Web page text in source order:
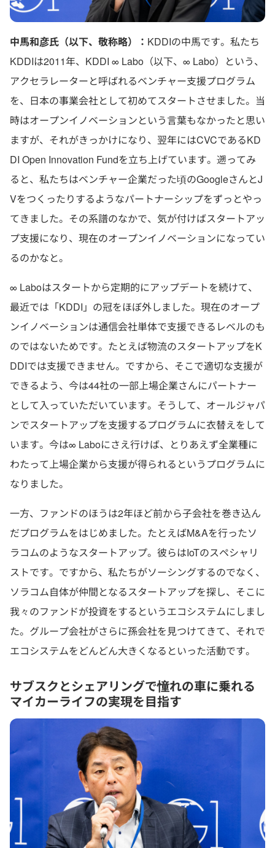
中馬和彦氏（以下、敬称略）： KDDIの中馬です。私たち
KDDIは2011年、KDDI ∞ Labo（以下、∞ Labo）という、
アクセラレーターと呼ばれるベンチャー支援プログラム
を、日本の事業会社として初めてスタートさせました。当
時はオープンイノベーションという言葉もなかったと思い
ますが、それがきっかけになり、翌年にはCVCであるKD
DI Open Innovation Fundを立ち上げています。遡ってみ
ると、私たちはベンチャー企業だった頃のGoogleさんとJ
Vをつくったりするようなパートナーシップをずっとやっ
てきました。その系譜のなかで、気が付けばスタートアッ
プ支援になり、現在のオープンイノベーションになってい
るのかなと。
∞ Laboはスタートから定期的にアップデートを続けて、
最近では「KDDI」の冠をほぼ外しました。現在のオープ
ンイノベーションは通信会社単体で支援できるレベルのも
のではないためです。たとえば物流のスタートアップをK
DDIでは支援できません。ですから、そこで適切な支援が
できるよう、今は44社の一部上場企業さんにパートナー
として入っていただいています。そうして、オールジャパ
ンでスタートアップを支援するプログラムに衣替えをして
います。今は∞ Laboにさえ行けば、とりあえず全業種に
わたって上場企業から支援が得られるというプログラムに
なりました。
一方、ファンドのほうは2年ほど前から子会社を巻き込ん
だプログラムをはじめました。たとえばM&Aを行ったソ
ラコムのようなスタートアップ。彼らはIoTのスペシャリ
ストです。ですから、私たちがソーシングするのでなく、
ソラコム自体が仲間となるスタートアップを探し、そこに
我々のファンドが投資をするというエコシステムにしまし
た。グループ会社がさらに孫会社を見つけてきて、それで
エコシステムをどんどん大きくなるといった活動です。
サブスクとシェアリングで憧れの車に乗れる
マイカーライフの実現を目指す